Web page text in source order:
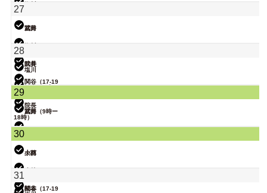
武井
院長
27
冨田
武井
関谷（17-19
時）
院長
28
塩川
18時）
武井
時）
29
冨田（9時ー
18時）
小林
関谷（17-19
30
大西
松本
31